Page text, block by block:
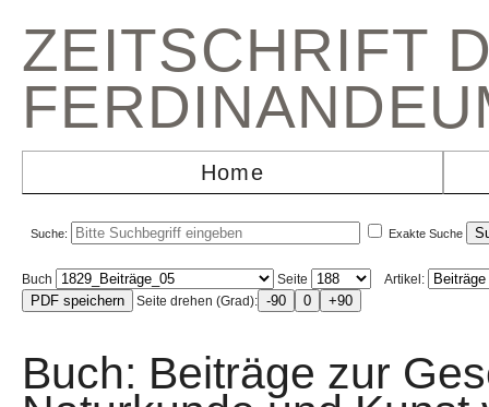
ZEITSCHRIFT
Home
Suche: Exakte Suche
Buch Seite
Artikel:
Seite drehen (Grad):
Buch: Beiträge zur